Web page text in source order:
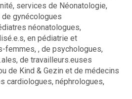
services de Néonatologie,
gynécologues
néonatologues,
en pédiatrie et
femmes, , de psychologues,
de travailleurs.euses
de Kind & Gezin et de médecins
cardiologues, néphrologues,